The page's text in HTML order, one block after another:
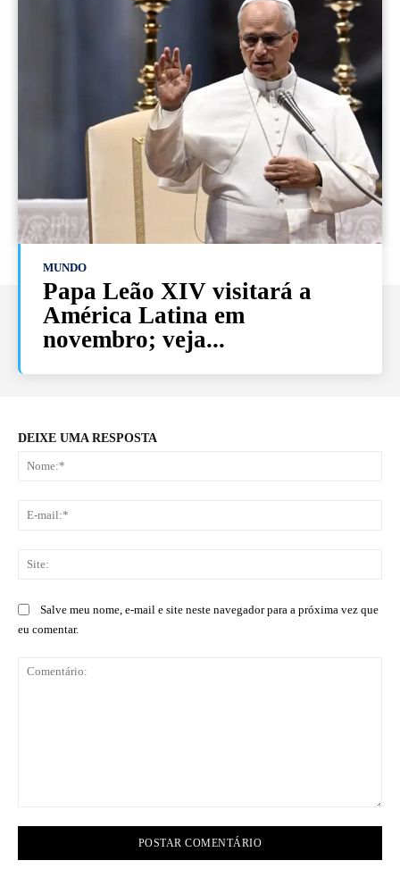
MUNDO
Papa Leão XIV visitará a
América Latina em
novembro; veja...
DEIXE UMA RESPOSTA
Salve meu nome, e-mail e site neste navegador para a próxima vez que
eu comentar.